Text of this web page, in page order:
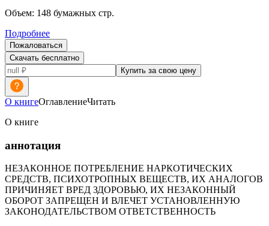
Объем: 148 бумажных стр.
Подробнее
Пожаловаться
Скачать бесплатно
Купить за свою цену
О книгеОглавлениеЧитать
О книге
аннотация
НЕЗАКОННОЕ ПОТРЕБЛЕНИЕ НАРКОТИЧЕСКИХ
СРЕДСТВ, ПСИХОТРОПНЫХ ВЕЩЕСТВ, ИХ АНАЛОГОВ
ПРИЧИНЯЕТ ВРЕД ЗДОРОВЬЮ, ИХ НЕЗАКОННЫЙ
ОБОРОТ ЗАПРЕЩЕН И ВЛЕЧЕТ УСТАНОВЛЕННУЮ
ЗАКОНОДАТЕЛЬСТВОМ ОТВЕТСТВЕННОСТЬ